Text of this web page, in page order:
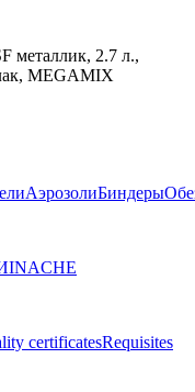
металлик, 2.7 л.,
MEGAMIX
АэрозолиБиндеры
INACHE
certificatesRequisites